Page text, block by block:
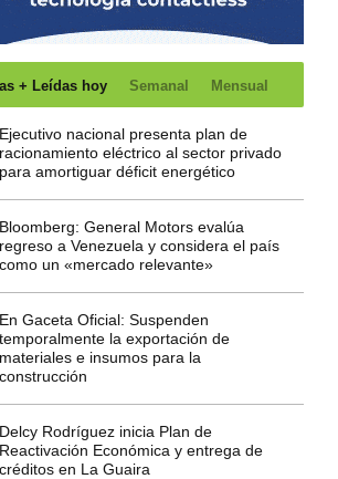
+ Leídas hoy Semanal Mensual
nacional presenta plan de
eléctrico al sector privado
amortiguar déficit energético
General Motors evalúa
a Venezuela y considera el país
un «mercado relevante»
Gaceta Oficial: Suspenden
la exportación de
e insumos para la
Rodríguez inicia Plan de
Económica y entrega de
en La Guaira